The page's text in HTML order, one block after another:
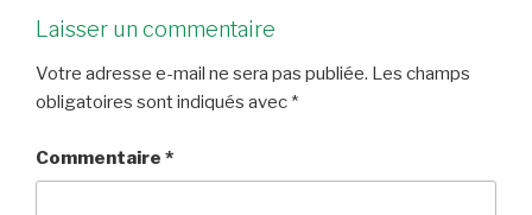
Laisser un commentaire
Votre adresse e-mail ne sera pas publiée. Les champs
obligatoires sont indiqués avec *
Commentaire *